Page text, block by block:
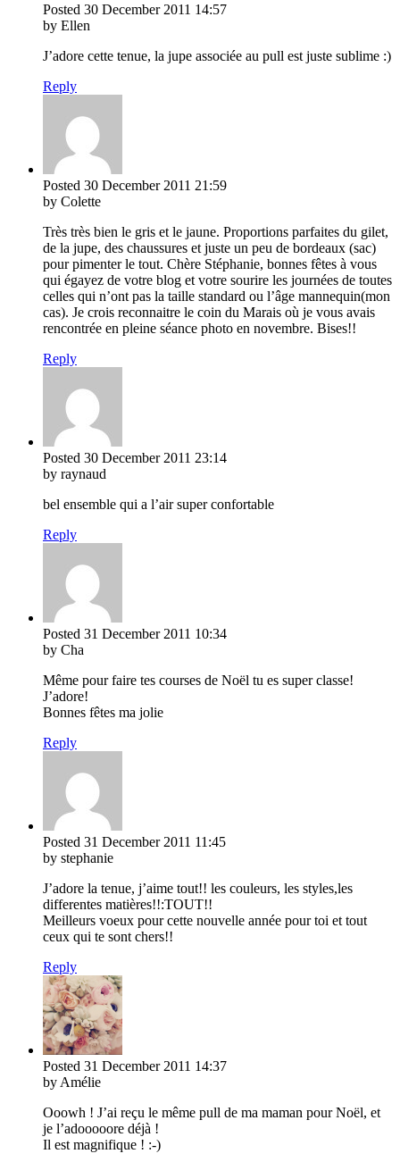
Posted 30 December 2011 14:57
by Ellen
J’adore cette tenue, la jupe associée au pull est juste sublime :)
Reply
Posted 30 December 2011 21:59
by Colette
Très très bien le gris et le jaune. Proportions parfaites du gilet,
de la jupe, des chaussures et juste un peu de bordeaux (sac)
pour pimenter le tout. Chère Stéphanie, bonnes fêtes à vous
qui égayez de votre blog et votre sourire les journées de toutes
celles qui n’ont pas la taille standard ou l’âge mannequin(mon
cas). Je crois reconnaitre le coin du Marais où je vous avais
rencontrée en pleine séance photo en novembre. Bises!!
Reply
Posted 30 December 2011 23:14
by raynaud
bel ensemble qui a l’air super confortable
Reply
Posted 31 December 2011 10:34
by Cha
Même pour faire tes courses de Noël tu es super classe!
J’adore!
Bonnes fêtes ma jolie
Reply
Posted 31 December 2011 11:45
by stephanie
J’adore la tenue, j’aime tout!! les couleurs, les styles,les
differentes matières!!:TOUT!!
Meilleurs voeux pour cette nouvelle année pour toi et tout
ceux qui te sont chers!!
Reply
Posted 31 December 2011 14:37
by Amélie
Ooowh ! J’ai reçu le même pull de ma maman pour Noël, et
je l’adooooore déjà !
Il est magnifique ! :-)